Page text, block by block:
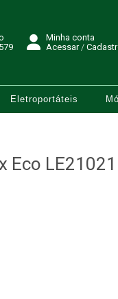
Minha conta
Acessar/
Eletroportáteis
Eco